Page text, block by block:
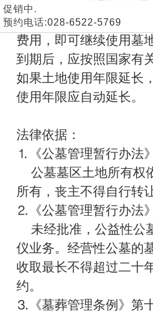
促销中.
预约电话:028-6522-5769
20年为一个缴费周期，
费用，即可继续使用墓
到期后，应按照国家有
如果土地使用年限延长
使用年限应自动延长。
法律依据：
⒈《公墓管理暂行办法
公墓墓区土地所有权
所有，丧主不得自行转
⒉《公墓管理暂行办法
未经批准，公益性公
仪业务。经营性公墓的
收取最长不得超过二十
约。
⒊《墓葬管理条例》第